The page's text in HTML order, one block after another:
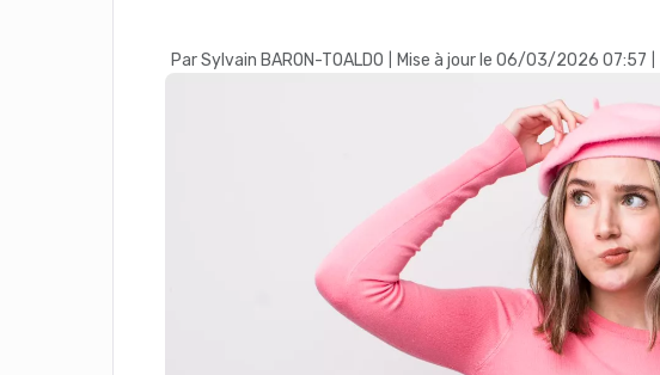
Par Sylvain BARON-TOALDO Mise à jour le 06/03/2026 07:57